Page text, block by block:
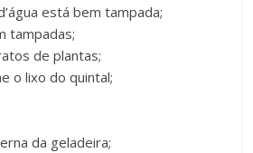
está bem tampada;
tampadas;
de plantas;
o lixo do quintal;
da geladeira;